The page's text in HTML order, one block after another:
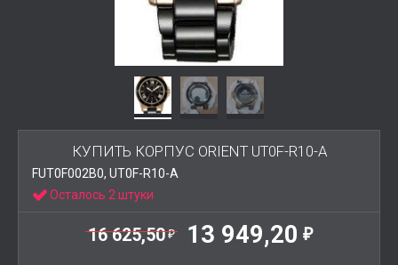
КУПИТЬ КОРПУС ORIENT UT0F-R10-A
FUT0F002B0, UT0F-R10-A
Осталось 2 штуки
16 625,50 ₽ 13 949,20 ₽